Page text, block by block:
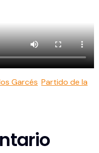
Garcés Partido de la